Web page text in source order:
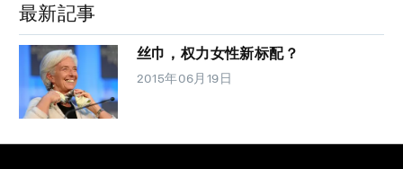
最新記事
丝巾，权力女性新标配？
2015年06月19日